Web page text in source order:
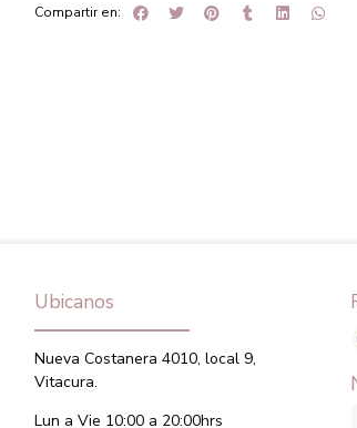
Compartir en:
Ubicanos
Nueva Costanera 4010, local 9,
Vitacura.
Lun a Vie 10:00 a 20:00hrs